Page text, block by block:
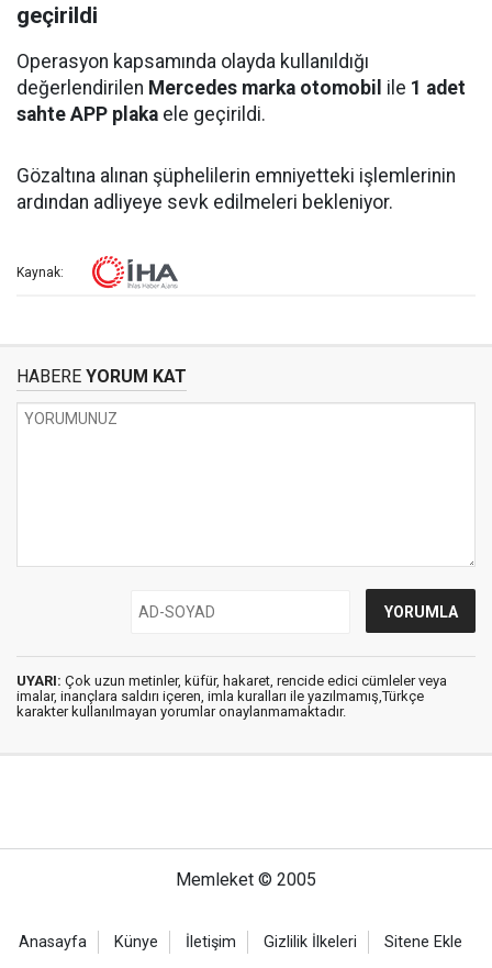
geçirildi
Operasyon kapsamında olayda kullanıldığı
değerlendirilen Mercedes marka otomobil ile 1 adet
sahte APP plaka ele geçirildi.
Gözaltına alınan şüphelilerin emniyetteki işlemlerinin
ardından adliyeye sevk edilmeleri bekleniyor.
Kaynak:
HABERE YORUM KAT
UYARI: Çok uzun metinler, küfür, hakaret, rencide edici cümleler veya
imalar, inançlara saldırı içeren, imla kuralları ile yazılmamış,Türkçe
karakter kullanılmayan yorumlar onaylanmamaktadır.
Memleket © 2005
Anasayfa Künye İletişim Gizlilik İlkeleri Sitene Ekle